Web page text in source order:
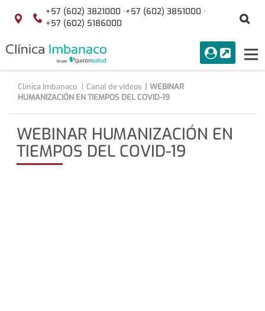
Saltar al contenido
Localización
+57 (602) 3821000 ·+57 (602) 3851000 ·
+57 (602) 5186000
menuAcceso
Buscar
Clínica Imbanaco Canal de videos
WEBINAR
HUMANIZACIÓN EN TIEMPOS DEL COVID-19
WEBINAR HUMANIZACIÓN EN
TIEMPOS DEL COVID-19